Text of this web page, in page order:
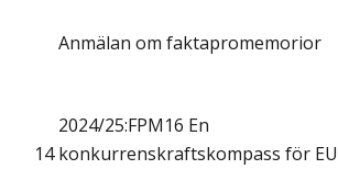
Anmälan om faktapromemorior
14
2024/25:FPM16 En
konkurrenskraftskompass för EU